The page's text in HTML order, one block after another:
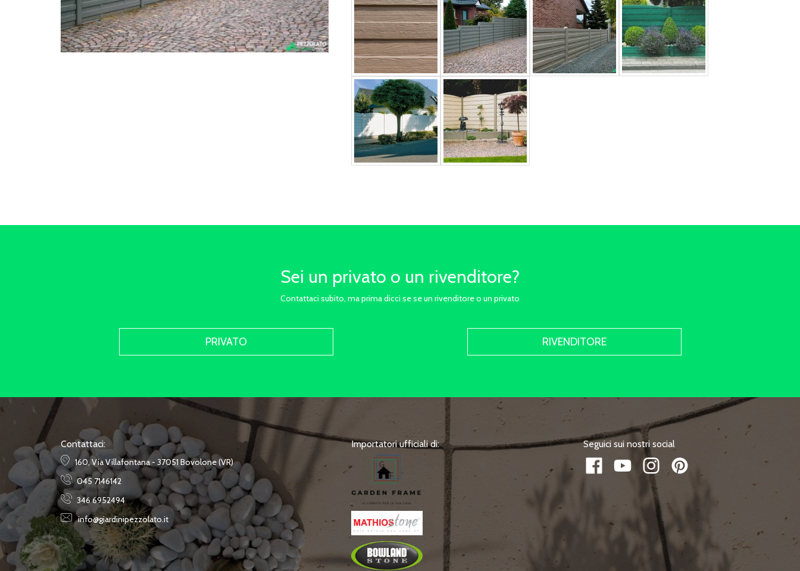
Sei un privato o un rivenditore?
Contattaci subito, ma prima dicci se se un rivenditore o un privato
PRIVATO RIVENDITORE
Contattaci:
160, Via Villafontana - 37051 Bovolone (VR)
045 7146142
346 6952494
info@giardinipezzolato.it
Importatori ufficiali di: Seguici sui nostri social